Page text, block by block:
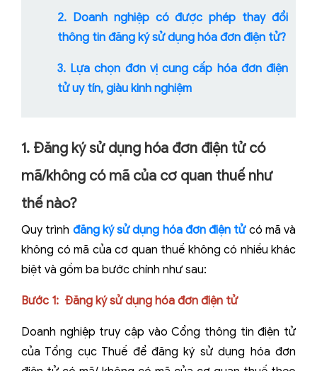
2. Doanh nghiệp có được phép thay đổi
thông tin đăng ký sử dụng hóa đơn điện tử?
3. Lựa chọn đơn vị cung cấp hóa đơn điện
tử uy tín, giàu kinh nghiệm
1. Đăng ký sử dụng hóa đơn điện tử có
mã/không có mã của cơ quan thuế như
thế nào?
Quy trình đăng ký sử dụng hóa đơn điện tửcó mã và
không có mã của cơ quan thuế không có nhiều khác
biệt và gồm ba bước chính như sau:
Bước 1: Đăng ký sử dụng hóa đơn điện tử
Doanh nghiệp truy cập vào Cổng thông tin điện tử
của Tổng cục Thuế để đăng ký sử dụng hóa đơn